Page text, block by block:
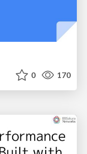
0 170